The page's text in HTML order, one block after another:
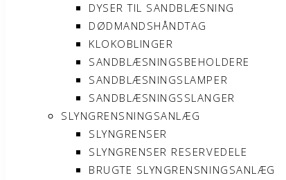
DYSER TIL SANDBLÆSNING
DØDMANDSHÅNDTAG
KLOKOBLINGER
SANDBLÆSNINGSBEHOLDERE
SANDBLÆSNINGSLAMPER
SANDBLÆSNINGSSLANGER
SLYNGRENSNINGSANLÆG
SLYNGRENSER
SLYNGRENSER RESERVEDELE
BRUGTE SLYNGRENSNINGSANLÆG